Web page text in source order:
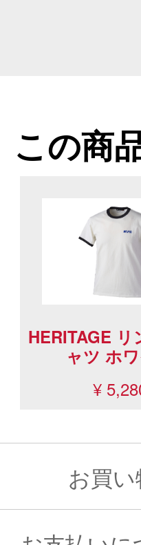
この商
HERITAGE リ
ャツ ホ
¥
お買